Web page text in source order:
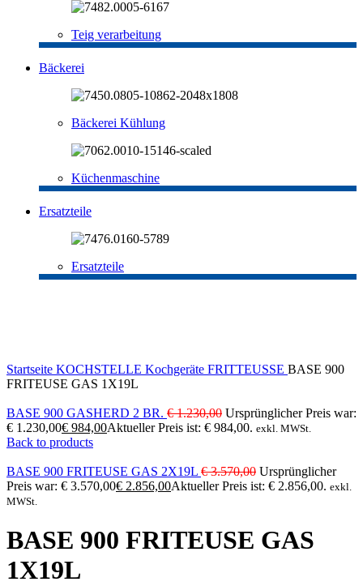
Teig verarbeitung
Bäckerei
Bäckerei Kühlung
Küchenmaschine
Ersatzteile
Ersatzteile
Startseite KOCHSTELLE Kochgeräte FRITTEUSSE BASE 900
FRITEUSE GAS 1X19L
BASE 900 GASHERD 2 BR. €1.230,00 Ursprünglicher Preis war:
€ 1.230,00€ 984,00Aktueller Preis ist: € 984,00. exkl. MWSt.
Back to products
BASE 900 FRITEUSE GAS 2X19L €3.570,00 Ursprünglicher
Preis war: € 3.570,00€ 2.856,00Aktueller Preis ist: € 2.856,00. exkl.
MWSt.
BASE 900 FRITEUSE GAS
1X19L